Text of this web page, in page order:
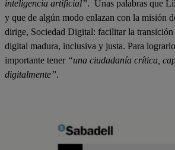
inteligencia artificial”. Unas palabras que
y que de algún modo enlazan con la misión
dirige, Sociedad Digital: facilitar la transición
digital madura, inclusiva y justa. Para
importante tener “una ciudadanía crítica,
digitalmente”.